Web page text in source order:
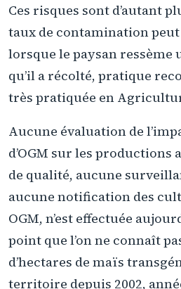
Ces risques sont d’autant
taux de contamination
lorsque le paysan ressème
qu’il a récolté, pratique
très pratiquée en
Aucune évaluation de
d’OGM sur les productions
de qualité, aucune
aucune notification des
OGM, n’est effectuée
point que l’on ne connaît
d’hectares de maïs
territoire depuis 2002,